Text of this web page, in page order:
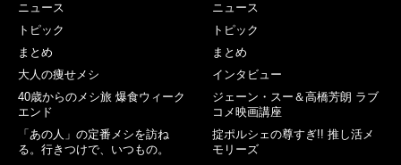
ニュース
トピック
まとめ
大人の痩せメシ
40歳からのメシ旅 爆食ウィーク
エンド
「あの人」の定番メシを訪ね
る。行きつけで、いつもの。
ニュース
トピック
まとめ
インタビュー
ジェーン・スー＆高橋芳朗 ラブ
コメ映画講座
掟ポルシェの尊すぎ!! 推し活メ
モリーズ